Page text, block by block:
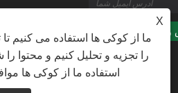
X
ما از کوکی ها استفاده می کنیم
را تجزیه و تحلیل کنیم و محتوا
استفاده ما از کوکی ها